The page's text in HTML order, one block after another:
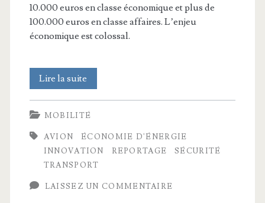
10.000 euros en classe économique et plus de
100.000 euros en classe affaires. L’enjeu
économique est colossal.
Lire la suite
business
méconnu
des
sièges
d’avion
MOBILITÉ
AVION
ÉCONOMIE D'ÉNERGIE
INNOVATION
REPORTAGE
SÉCURITÉ
TRANSPORT
LAISSEZ UN COMMENTAIRE